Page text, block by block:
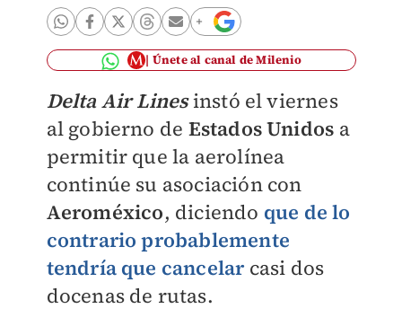
Únete al canal de Milenio
Delta Air Linesinstó el viernes
al gobierno de Estados Unidos a
permitir que la aerolínea
continúe su asociación con
Aeroméxico, diciendo que de lo
contrario probablemente
tendría que cancelarcasi dos
docenas de rutas.